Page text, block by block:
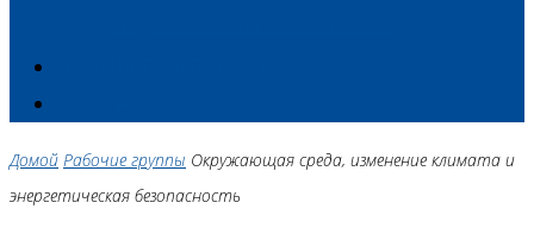
Домой Рабочие группы Окружающая среда, изменение климата и
энергетическая безопасность